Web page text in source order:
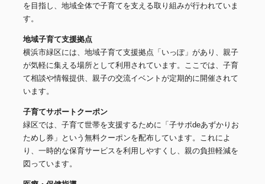
を目指し、地域全体で子育てを支える取り組みが行われていま
す。
地域子育て支援拠点
横浜市緑区には、地域子育て支援拠点「いっぽ」があり、親子
が気軽に集える場所として利用されています。ここでは、子育
て相談や情報提供、親子の交流イベントが定期的に開催されて
います。
子育てサポートクーポン
緑区では、子育て世帯を支援するために「子サポdeあずかりお
ためし券」という無料クーポンを配布しています。これによ
り、一時的な保育サービスを利用しやすくし、親の負担軽減を
図っています。